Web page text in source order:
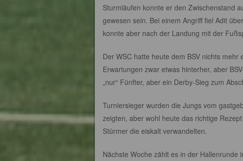
Sturmläufen konnte er den Zwischenstand
gewesen sein. Bei einem Angriff fiel Adit
konnte aber nach der Landung mit der
Der WSC hatte heute dem BSV nichts
Erwartungen zwar etwas hinterher, aber
„nur“ Fünfter, aber ein Derby-Sieg zum
Turniersieger wurden die Jungs vom
zeigten, aber wohl heute das richtige
Stürmer die eiskalt verwandelten.
Nächste Woche zählt es in der Hallenrunde